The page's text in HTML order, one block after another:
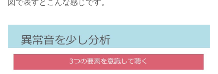
図で表すとこんな感じです。